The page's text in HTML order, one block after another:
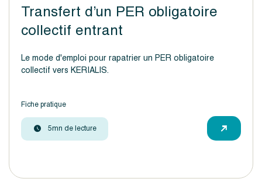
Transfert d’un PER obligatoire
collectif entrant
Le mode d'emploi pour rapatrier un PER obligatoire
collectif vers KERIALIS.
Fiche pratique
5mn de lecture